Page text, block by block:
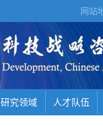
网站
研究领域 人才队伍